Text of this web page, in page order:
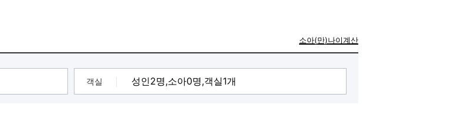
란후라이, 우유와 커피등 입니다. (월요일 아침조식은 제외됩니다.)
바랍니다.
소아(만)나이계산
객실